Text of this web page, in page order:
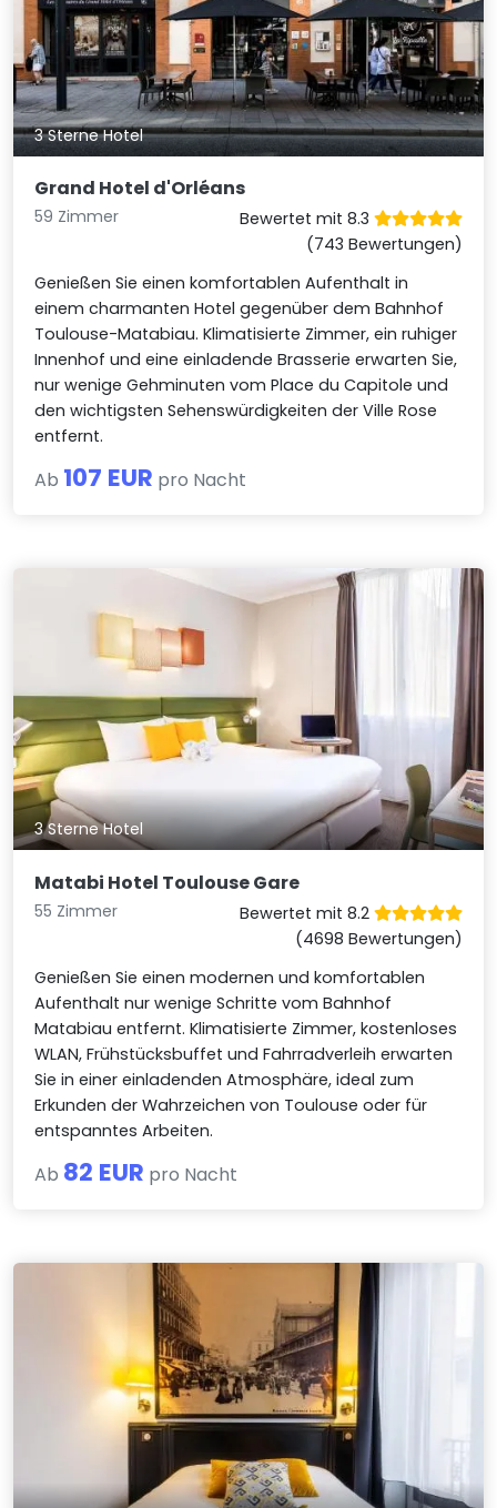
3 Sterne Hotel
Grand Hotel d'Orléans
59 Zimmer
Bewertet mit 8.3
(743 Bewertungen)
Genießen Sie einen komfortablen Aufenthalt in
einem charmanten Hotel gegenüber dem Bahnhof
Toulouse-Matabiau. Klimatisierte Zimmer, ein ruhiger
Innenhof und eine einladende Brasserie erwarten Sie,
nur wenige Gehminuten vom Place du Capitole und
den wichtigsten Sehenswürdigkeiten der Ville Rose
entfernt.
Ab 107 EUR pro Nacht
3 Sterne Hotel
Matabi Hotel Toulouse Gare
55 Zimmer
Bewertet mit 8.2
(4698 Bewertungen)
Genießen Sie einen modernen und komfortablen
Aufenthalt nur wenige Schritte vom Bahnhof
Matabiau entfernt. Klimatisierte Zimmer, kostenloses
WLAN, Frühstücksbuffet und Fahrradverleih erwarten
Sie in einer einladenden Atmosphäre, ideal zum
Erkunden der Wahrzeichen von Toulouse oder für
entspanntes Arbeiten.
Ab 82 EUR pro Nacht